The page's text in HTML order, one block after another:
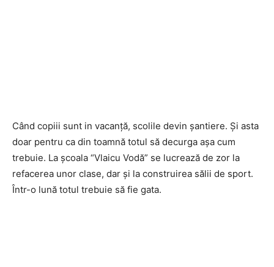
Când copiii sunt in vacanță, scolile devin șantiere. Și asta
doar pentru ca din toamnă totul să decurga așa cum
trebuie. La școala “Vlaicu Vodă” se lucrează de zor la
refacerea unor clase, dar și la construirea sălii de sport.
Într-o lună totul trebuie să fie gata.